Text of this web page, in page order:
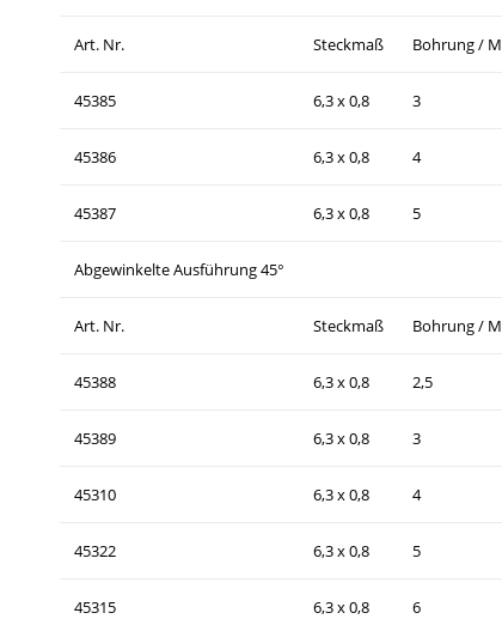
Art. Nr. Steckmaß Bohrung / M
45385 6,3 x 0,8 3
45386 6,3 x 0,8 4
45387 6,3 x 0,8 5
Abgewinkelte Ausführung 45°
Art. Nr. Steckmaß Bohrung / M
45388 6,3 x 0,8 2,5
45389 6,3 x 0,8 3
45310 6,3 x 0,8 4
45322 6,3 x 0,8 5
45315 6,3 x 0,8 6